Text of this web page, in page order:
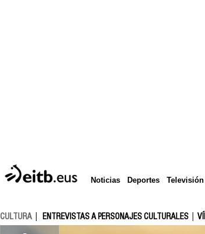
Noticias Deportes Televisión
CULTURA ENTREVISTAS A PERSONAJES CULTURALES